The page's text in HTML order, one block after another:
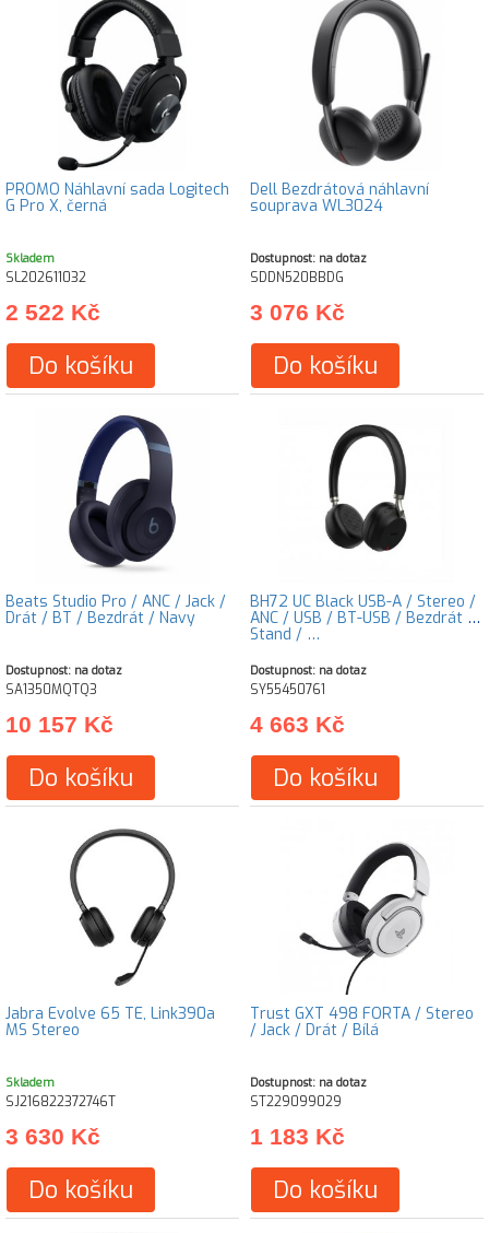
PROMO Náhlavní sada Logitech
G Pro X, černá
Skladem
SL202611032
2 522 Kč
Do košíku
Dell Bezdrátová náhlavní
souprava WL3024
Dostupnost: na dotaz
SDDN520BBDG
3 076 Kč
Do košíku
Beats Studio Pro / ANC / Jack /
Drát / BT / Bezdrát / Navy
Dostupnost: na dotaz
SA1350MQTQ3
10 157 Kč
Do košíku
BH72 UC Black USB-A / Stereo /
ANC / USB / BT-USB / Bezdrát /
Stand / …
Dostupnost: na dotaz
SY55450761
4 663 Kč
Do košíku
Jabra Evolve 65 TE, Link390a
MS Stereo
Skladem
SJ216822372746T
3 630 Kč
Do košíku
Trust GXT 498 FORTA / Stereo
/ Jack / Drát / Bílá
Dostupnost: na dotaz
ST229099029
1 183 Kč
Do košíku